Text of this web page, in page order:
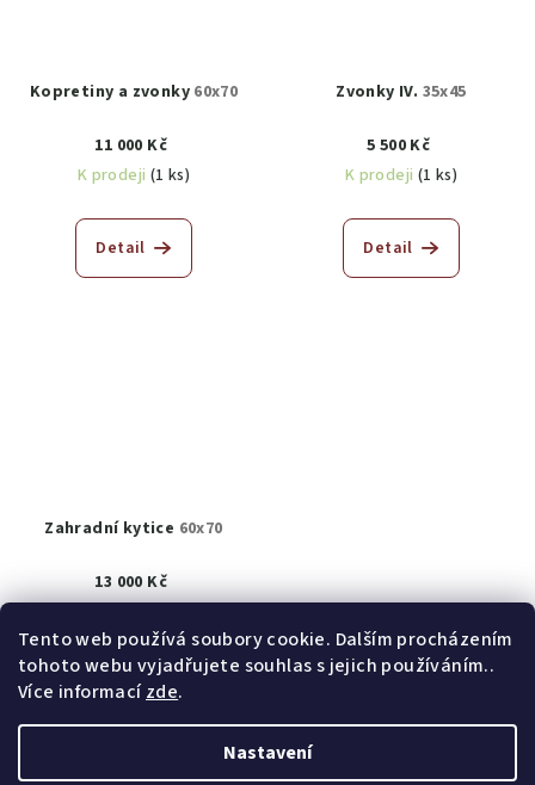
Tento web používá soubory cookie. Dalším procházením
tohoto webu vyjadřujete souhlas s jejich používáním..
Více informacízde.
Nastavení
Kopretiny a zvonky 60x70
11 000 Kč
K prodeji (1 ks)
Detail
Zvonky IV. 35x45
5 500 Kč
K prodeji (1 ks)
Detail
Zahradní kytice 60x70
13 000 Kč
Detail